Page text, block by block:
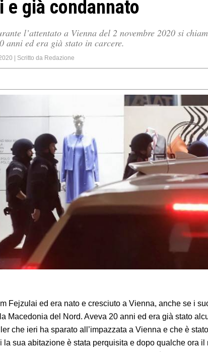
e già condannato
l’attentato a Vienna del 2 novembre 2020 si
anni ed era già stato in carcere.
| Scritto da Redazione
Fejzulai ed era nato e cresciuto a Vienna, anche se i
Macedonia del Nord. Aveva 20 anni ed era già stato
che ieri ha sparato all’impazzata a Vienna e che è
la sua abitazione è stata perquisita e dopo qualche ora il